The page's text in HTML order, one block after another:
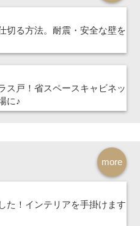
切る方法。耐震・安全な壁を
ス戸！省スペースキャビネッ
に♪
more
た！インテリアを手掛けます